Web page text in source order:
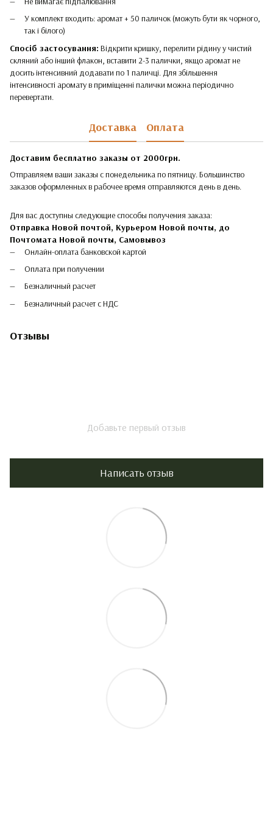
У комплект входить: аромат + 50 паличок (можуть бути як чорного,
так і білого)
Спосіб застосування: Відкрити кришку, перелити рідину у чистий
скляний або інший флакон, вставити 2-3 палички, якщо аромат не
досить інтенсивний додавати по 1 паличці. Для збільшення
інтенсивності аромату в приміщенні палички можна періодично
перевертати.
Доставка Оплата
Доставим бесплатно заказы от 2000грн.
Отправляем ваши заказы с понедельника по пятницу. Большинство
заказов оформленных в рабочее время отправляются день в день.
Для вас доступны следующие способы получения заказа:
Отправка Новой почтой, Курьером Новой почты, до
Почтомата Новой почты, Самовывоз
Онлайн-оплата банковской картой
Оплата при получении
Безналичный расчет
Безналичный расчет с НДС
Отзывы
Добавьте первый отзыв
Написать отзыв